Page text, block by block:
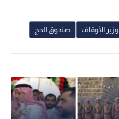
وزير الأوقاف صندوق الحج